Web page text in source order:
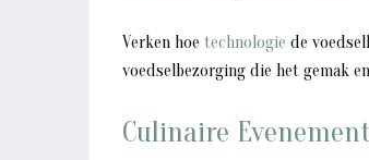
Verken hoe technologie de
voedselbezorging die het gemak
Culinaire